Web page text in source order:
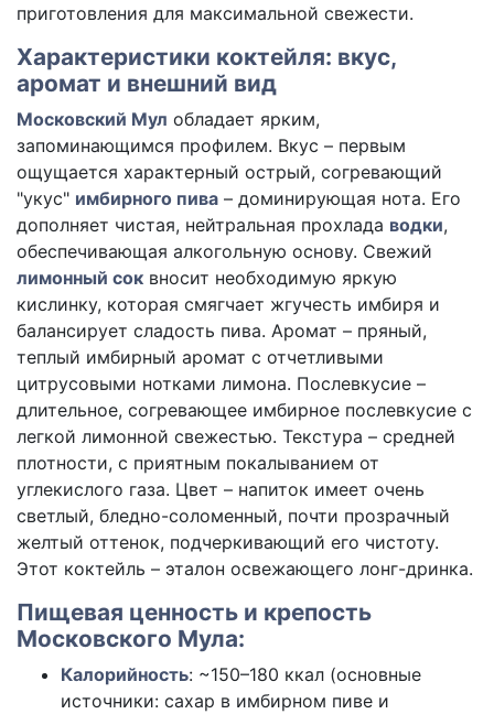
приготовления для максимальной свежести.
Характеристики коктейля: вкус,
аромат и внешний вид
Московский Мул обладает ярким,
запоминающимся профилем. Вкус – первым
ощущается характерный острый, согревающий
"укус" имбирного пива – доминирующая нота. Его
дополняет чистая, нейтральная прохлада водки,
обеспечивающая алкогольную основу. Свежий
лимонный сок вносит необходимую яркую
кислинку, которая смягчает жгучесть имбиря и
балансирует сладость пива. Аромат – пряный,
теплый имбирный аромат с отчетливыми
цитрусовыми нотками лимона. Послевкусие –
длительное, согревающее имбирное послевкусие с
легкой лимонной свежестью. Текстура – средней
плотности, с приятным покалыванием от
углекислого газа. Цвет – напиток имеет очень
светлый, бледно-соломенный, почти прозрачный
желтый оттенок, подчеркивающий его чистоту.
Этот коктейль – эталон освежающего лонг-дринка.
Пищевая ценность и крепость
Московского Мула:
Калорийность: ~150–180 ккал (основные
источники: сахар в имбирном пиве и